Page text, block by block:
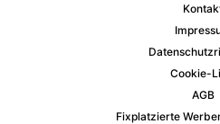
Cookie-
AGB
Fixplatzierte